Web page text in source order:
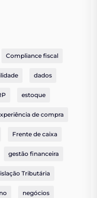
Compliance fiscal
dados
estoque
de compra
Frente de caixa
gestão financeira
Tributária
negócios